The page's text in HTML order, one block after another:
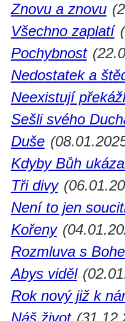
Znovu a znovu
Všechno zaplatí
Pochybnost
Nedostatek a
Neexistují
Sešli svého
Duše
Kdyby Bůh
Tři divy
Není to jen
Kořeny
Rozmluva s
Abys viděl
Rok nový již k